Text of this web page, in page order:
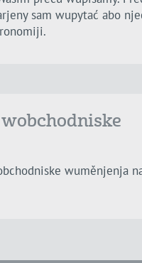
sam wupytać abo
wuměnjenja